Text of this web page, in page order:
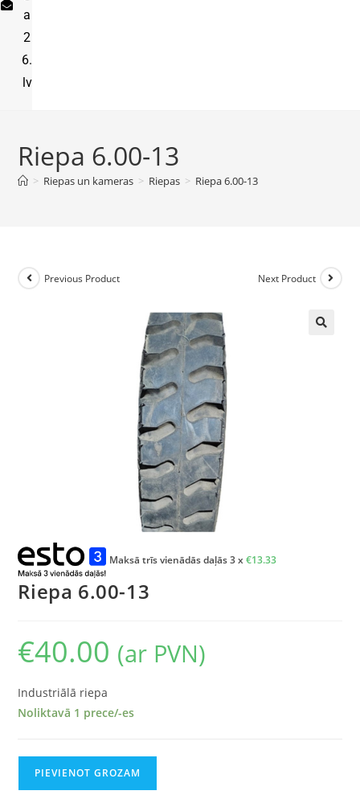
a
2
6.
lv
Riepa 6.00-13
> Riepas un kameras > Riepas > Riepa 6.00-13
Previous Product Next Product
Maksā trīs vienādās daļās 3 x€13.33
Riepa 6.00-13
€40.00 (ar PVN)
Industriālā riepa
Noliktavā 1 prece/-es
PIEVIENOT GROZAM